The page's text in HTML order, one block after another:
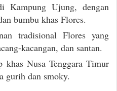
Kampung Ujung, dengan
bumbu khas Flores.
tradisional Flores yang
kacangan, dan santan.
khas Nusa Tenggara Timur
gurih dan smoky.